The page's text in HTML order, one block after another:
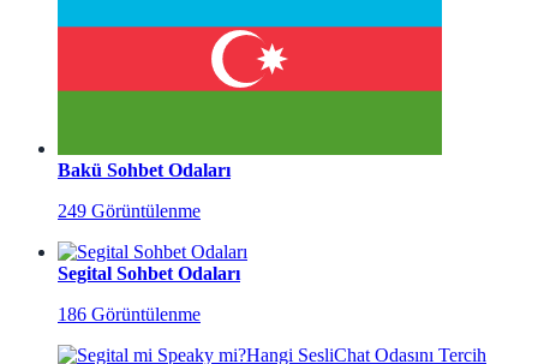
Bakü Sohbet Odaları
249 Görüntülenme
Segital Sohbet Odaları
186 Görüntülenme